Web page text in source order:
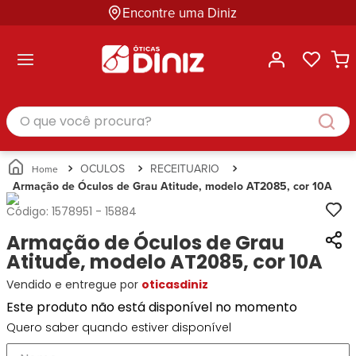
Encontre uma Diniz
Masculino
Feminino
Infantil
Unissex
Busque
Marcas
Ana
Hickmann
Bulget
Miu-
Miu
Guess
Lacoste
Categorias
Masculino
Feminino
Infantil
Unissex
Por
Ray-
Ban
Prada
Ana
Hickmann
Correntes
para
Óculos
Estojos
para
Óculos
Soluções
e
Cuidados
Busque
Ray-
Ban
Armani
Exchange
Tommy
Hilfiger
Ana
Hickmann
Guess
Categoria
Armações
de Óculos
Óculos
de Sol
para
Óculos
Estojo
para
Óculos
Gênero
Masculino
Feminino
O que você procura?
OCULOS
RECEITUARIO
Armação de Óculos de Grau Atitude, modelo AT2085, cor 10A
Código: 1578951 - 15884
Armação de Óculos de Grau
Atitude, modelo AT2085, cor 10A
Vendido e entregue por oticasdiniz
Este produto não está disponível no momento
Quero saber quando estiver disponível